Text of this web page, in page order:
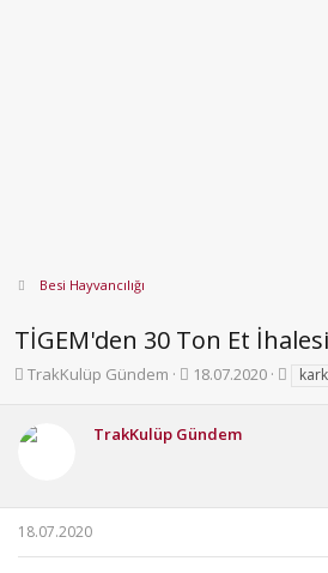
Besi Hayvancılığı
TİGEM'den 30 Ton Et İhalesi
K
b
b
TrakKulüp Gündem
B
l
18.07.2020
TrakKulüp Gündem
18.07.2020